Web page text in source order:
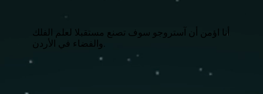
أنا اؤمن أن آستروجو سوف تصنع مستقبلا لعلم الفلك